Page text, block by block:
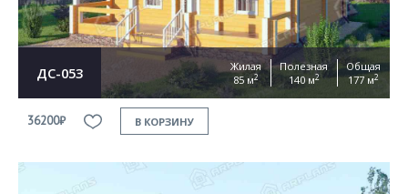
ДС-053
Жилая
85 м2
Полезная
140 м2
Общая
177 м2
36200₽ В КОРЗИНУ